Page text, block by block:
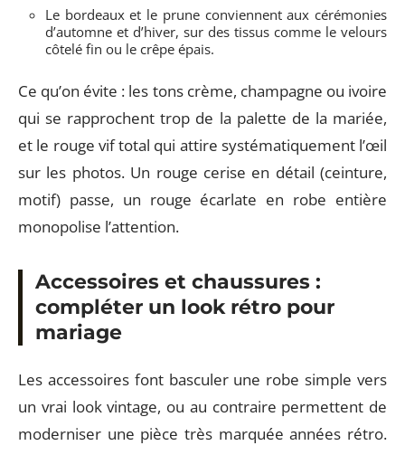
Le bordeaux et le prune conviennent aux cérémonies
d’automne et d’hiver, sur des tissus comme le velours
côtelé fin ou le crêpe épais.
Ce qu’on évite : les tons crème, champagne ou ivoire
qui se rapprochent trop de la palette de la mariée,
et le rouge vif total qui attire systématiquement l’œil
sur les photos. Un rouge cerise en détail (ceinture,
motif) passe, un rouge écarlate en robe entière
monopolise l’attention.
Accessoires et chaussures :
compléter un look rétro pour
mariage
Les accessoires font basculer une robe simple vers
un vrai look vintage, ou au contraire permettent de
moderniser une pièce très marquée années rétro.